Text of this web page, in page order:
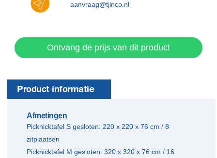
aanvraag@tjinco.nl
Ontvang de prijs van dit product
Product informatie
Afmetingen
Picknicktafel S gesloten: 220 x 220 x 76 cm / 8
zitplaatsen
​Picknicktafel M gesloten: 320 x 320 x 76 cm / 16